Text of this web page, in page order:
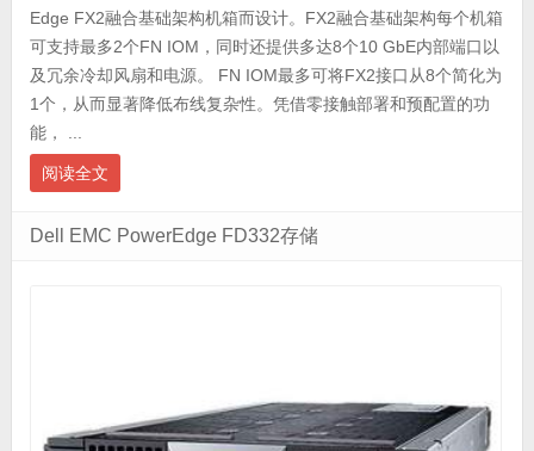
Edge FX2融合基础架构机箱而设计。FX2融合基础架构每个机箱
可支持最多2个FN IOM，同时还提供多达8个10 GbE内部端口以
及冗余冷却风扇和电源。 FN IOM最多可将FX2接口从8个简化为
1个，从而显著降低布线复杂性。凭借零接触部署和预配置的功
能， ...
阅读全文
Dell EMC PowerEdge FD332存储